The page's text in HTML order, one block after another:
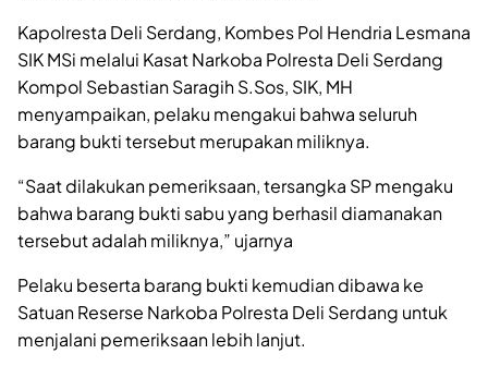
Kapolresta Deli Serdang, Kombes Pol Hendria Lesmana
SIK MSi melalui Kasat Narkoba Polresta Deli Serdang
Kompol Sebastian Saragih S.Sos, SIK, MH
menyampaikan, pelaku mengakui bahwa seluruh
barang bukti tersebut merupakan miliknya.
“Saat dilakukan pemeriksaan, tersangka SP mengaku
bahwa barang bukti sabu yang berhasil diamanakan
tersebut adalah miliknya,” ujarnya
Pelaku beserta barang bukti kemudian dibawa ke
Satuan Reserse Narkoba Polresta Deli Serdang untuk
menjalani pemeriksaan lebih lanjut.